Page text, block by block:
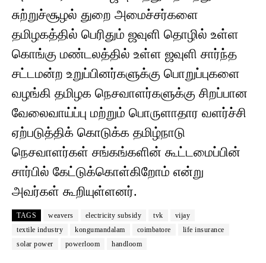
சுற்றுச்சூழல் துறை அமைச்சர்களை
தமிழகத்தில் பெரிதும் ஜவுளி தொழில் உள்ள
கொங்கு மண்டலத்தில் உள்ள ஜவுளி சார்ந்த
சட்டமன்ற உறுப்பினர்களுக்கு பொறுப்புகளை
வழங்கி தமிழக நெசவாளர்களுக்கு சிறப்பான
வேலைவாய்ப்பு மற்றும் பொருளாதார வளர்ச்சி
ஏற்படுத்திக் கொடுக்க தமிழ்நாடு
நெசவாளர்கள் சங்கங்களின் கூட்டமைப்பின்
சார்பில் கேட்டுக்கொள்கிறோம் என்று
அவர்கள் கூறியுள்ளனர்.
TAGS weavers electricity subsidy tvk
vijay
textile industry
kongumandalam coimbatore
life insurance
solar power
powerloom handloom